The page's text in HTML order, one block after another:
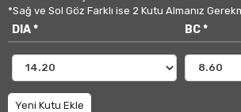
*Sağ ve Sol Göz Farklı ise 2 Kutu Almanız
DIA * BC *
Yeni Kutu Ekle